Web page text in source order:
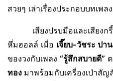
สวยๆ เล่าเรื่องประกอบบทเพ
เสียงปรบมือและเสียงกรี๊
หึ่มฮอลล์ เมื่อ เจี๊ยบ-วัชระ ปา
ของวงกับเพลง “รู้สึกสบายดี”
ทอง มาพร้อมกับเครื่องเป่าสั